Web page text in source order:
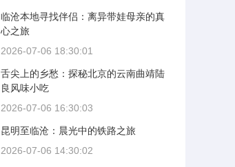
临沧本地寻找伴侣：离异带娃母亲的真
心之旅
2026-07-06 18:30:01
舌尖上的乡愁：探秘北京的云南曲靖陆
良风味小吃
2026-07-06 16:30:03
昆明至临沧：晨光中的铁路之旅
2026-07-06 14:30:02